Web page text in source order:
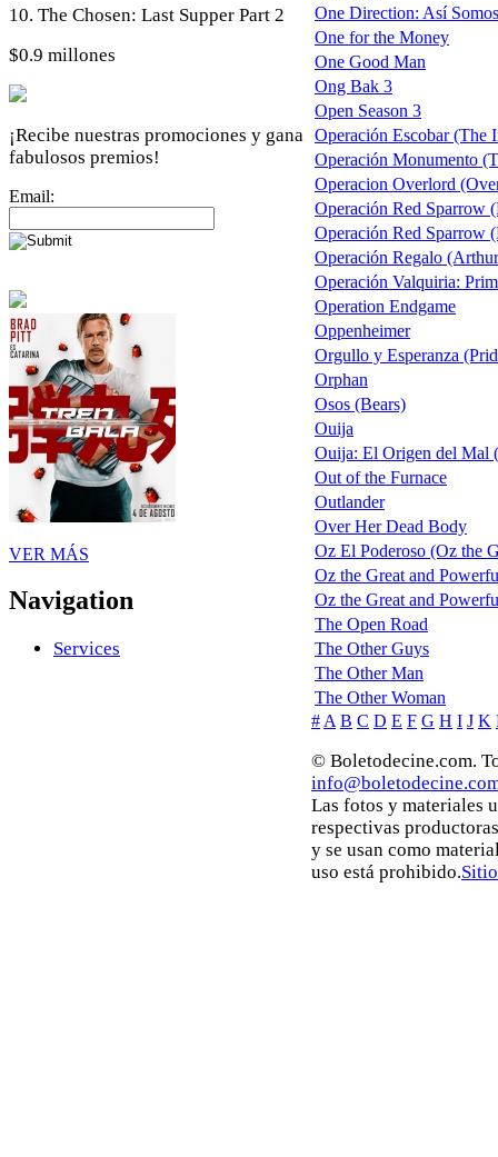
10. The Chosen: Last Supper Part 2
$0.9 millones
¡Recibe nuestras promociones y gana
fabulosos premios!
Email:
VER MÁS
Navigation
Services
One Direction: Así
One for the Money
One Good Man
Ong Bak 3
Open Season 3
Operación Escobar (The
Operación Monumento
Operacion Overlord
Operación Red Sparrow
Operación Red Sparrow
Operación Regalo
Operación Valquiria:
Operation Endgame
Oppenheimer
Orgullo y Esperanza
Orphan
Osos (Bears)
Ouija
Ouija: El Origen del Mal
Out of the Furnace
Outlander
Over Her Dead Body
Oz El Poderoso (Oz the
Oz the Great and
Oz the Great and
The Open Road
The Other Guys
The Other Man
The Other Woman
# A B C D E F G H I J K
© Boletodecine.com.
Las fotos y materiales
respectivas
y se usan como
uso está prohibido.